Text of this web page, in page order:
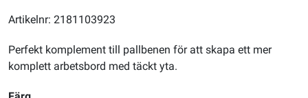
Artikelnr: 2181103923
Perfekt komplement till pallbenen för att skapa ett mer
komplett arbetsbord med täckt yta.